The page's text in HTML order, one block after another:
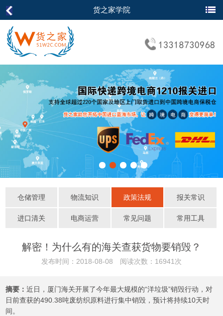
货之家学院
仓储管理 物流知识 政策法规 报关常识
进口清关 电商运营 常见问题 常用工具
解密！为什么有的海关查获货物要销毁？
发布时间：2018-08-08 阅读次数：16941次
摘要：近日，厦门海关开展了今年最大规模的“洋垃圾”销毁行动，对
日前查获的490.38吨废纺织原料进行集中销毁，预计将持续10天时
间。